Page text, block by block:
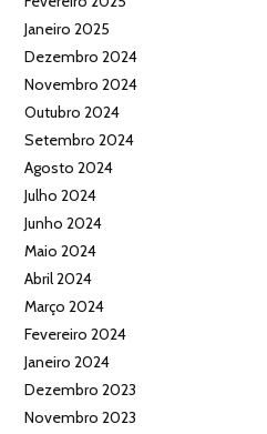
Janeiro 2025
Dezembro 2024
Novembro 2024
Outubro 2024
Setembro 2024
Agosto 2024
Julho 2024
Junho 2024
Maio 2024
Abril 2024
Março 2024
Fevereiro 2024
Janeiro 2024
Dezembro 2023
Novembro 2023